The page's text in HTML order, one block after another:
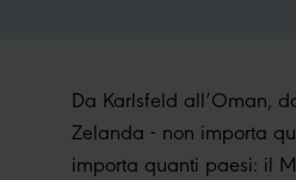
Da Karlsfeld all‘Oman,
Zelanda - non importa
importa quanti paesi: il